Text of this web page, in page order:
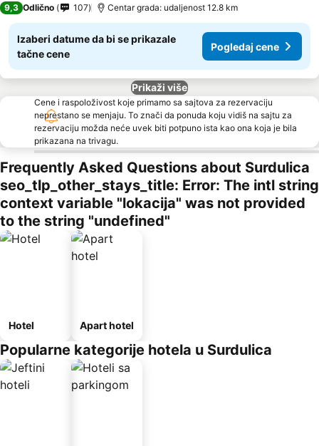
9,3 Odlično 107 Centar grada: udaljenost 12.8 km
Izaberi datume da bi se prikazale
tačne cene
Pogledaj cene
Prikaži više
Cene i raspoloživost koje primamo sa sajtova za rezervaciju
neprestano se menjaju. To znači da ponuda koju vidiš na sajtu za
rezervaciju možda neće uvek biti potpuno ista kao ona koja je bila
prikazana na trivagu.
Frequently Asked Questions about Surdulica
seo_tlp_other_stays_title: Error: The intl string
context variable "lokacija" was not provided
to the string "undefined"
Hotel Apart hotel
Popularne kategorije hotela u Surdulica